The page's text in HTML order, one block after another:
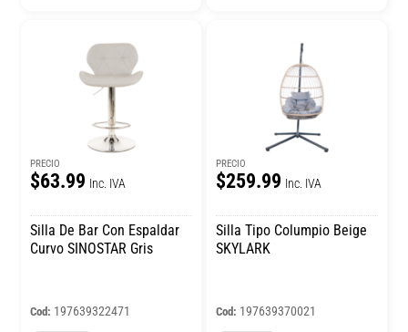
PRECIO
$63.99 Inc. IVA
Silla De Bar Con Espaldar
Curvo SINOSTAR Gris
Cod: 197639322471
PRECIO
$259.99 Inc. IVA
Silla Tipo Columpio Beige
SKYLARK
Cod: 197639370021